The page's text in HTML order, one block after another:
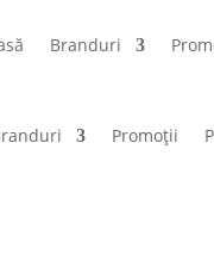
Branduri
Promoții